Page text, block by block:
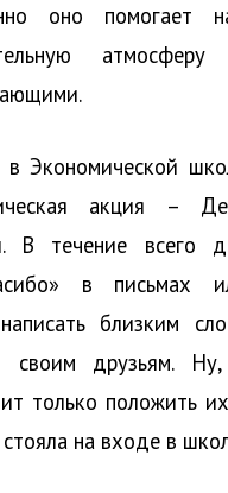
оно помогает
Экономической
акция –
В течение всего
в письмах
близким
своим друзьям.
только положить
на входе в